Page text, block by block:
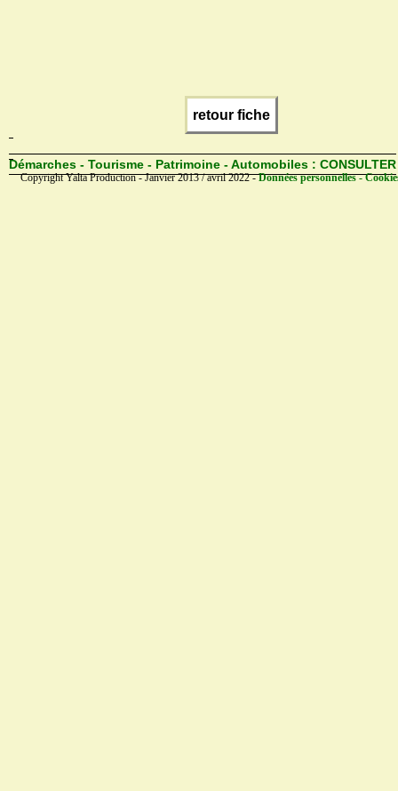
retour fiche
Démarches - Tourisme - Patrimoine - Automobiles : CONSULTER
Copyright Yalta Production - Janvier 2013 / avril 2022 -Données personnelles -